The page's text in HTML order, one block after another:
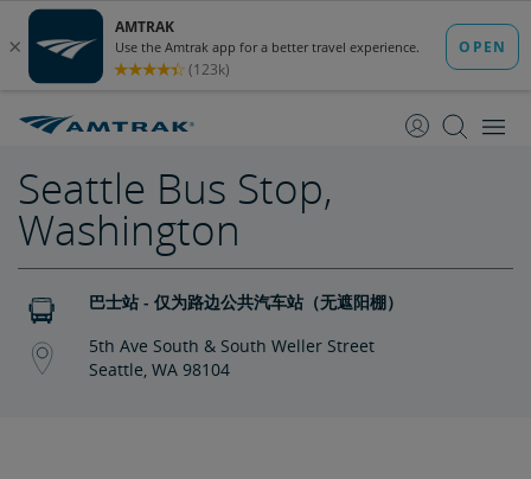
至
至
Seattle Bus Stop,
Washington
巴士站 - 仅为路边公共汽车站（无遮阳棚）
5th Ave South & South Weller Street
Seattle, WA 98104